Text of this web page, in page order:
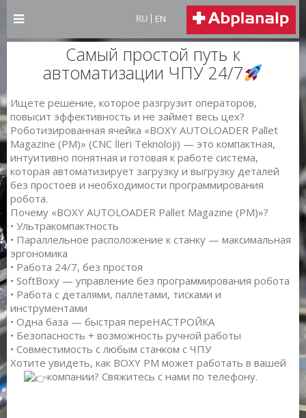
RU EN
Самый простой путь к
автоматизации ЧПУ 24/7
Ищете решение, которое разгрузит операторов,
повысит эффективность и не займет весь цех?
Роботизированная ячейка «BOXY AUTOLOADER Pallet
Magazine (PM)» (CNC İleri Teknoloji) — это компактная,
интуитивно понятная и готовая к работе система,
которая автоматизирует загрузку и выгрузку деталей
без простоев и необходимости программирования
робота.
Почему «BOXY AUTOLOADER Pallet Magazine (PM)»?
• Ультракомпактность
• Параллельное расположение к станку — максимальная
эргономика
• Работа 24/7, без простоя
• SoftBoxy — управление без программирования робота
• Работа с деталями, паллетами, тисками и
инструментами
• Одна база — быстрая переНАСТРОЙКА
• Безопасность + возможность ручной работы
• Совместимость с любым станком с ЧПУ
Хотите увидеть, как BOXY PM может работать в вашей
компании? Свяжитесь с нами по телефону.